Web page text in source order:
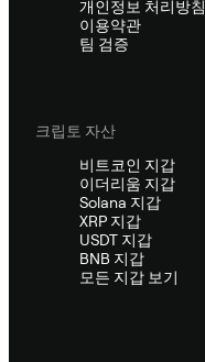
개인정보 처리방침
이용약관
팀 검증
크립토 자산
비트코인 지갑
이더리움 지갑
Solana 지갑
XRP 지갑
USDT 지갑
BNB 지갑
모든 지갑 보기